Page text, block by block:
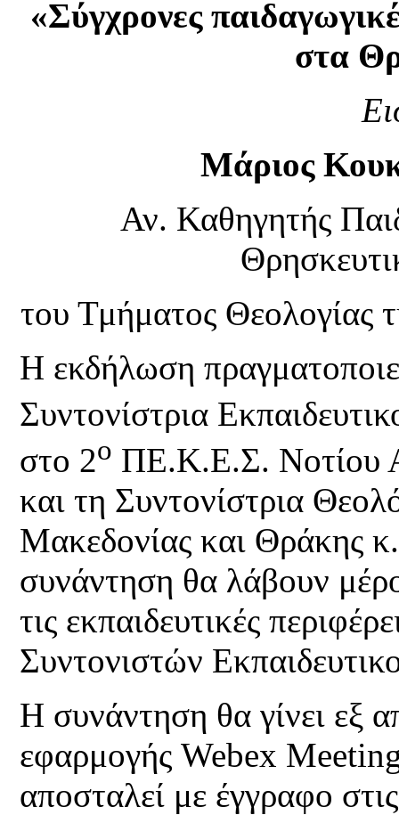
«Σύγχρονες
στα
Μάριος
Αν. Καθηγητής
του Τμήματος
Η εκδήλωση
Συντονίστρια
στο 2ο ΠΕ.Κ.Ε.Σ. Νοτίου
και τη Συντονίστρια
Μακεδονίας και Θράκης
συνάντηση θα λάβουν
τις εκπαιδευτικές
Συντονιστών
Η συνάντηση θα γίνει εξ
εφαρμογής Webex
αποσταλεί με έγγραφο